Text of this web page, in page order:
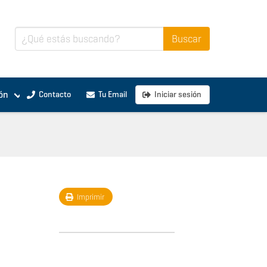
Contacto Tu Email Iniciar sesión
Imprimir